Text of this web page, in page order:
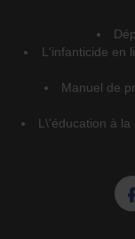
L'infanticide en
Manuel de
L\'éducation à la